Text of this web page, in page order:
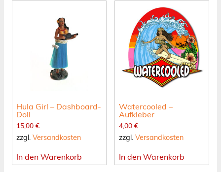
Hula Girl – Dashboard-
Doll
15,00 €
zzgl. Versandkosten
In den Warenkorb
Watercooled –
Aufkleber
4,00 €
zzgl. Versandkosten
In den Warenkorb